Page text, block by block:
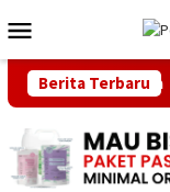
ke
kontenMobile
Berita Terbaru
di Malaysia